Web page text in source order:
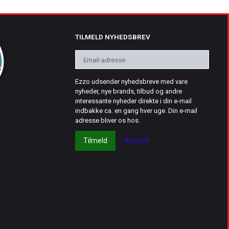
TILMELD NYHEDSBREV
adresse
Ezzo udsender nyhedsbreve med vare
nyheder, nye brands, tilbud og andre
interessante nyheder direkte i din e-mail
indbakke ca. en gang hver uge. Din e-mail
adresse bliver os hos.
Tilmeld Afmeld